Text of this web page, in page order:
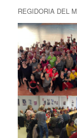
REGIDORIA DEL